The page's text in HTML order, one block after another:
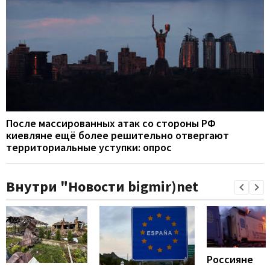
После массированных атак со стороны РФ
киевляне ещё более решительно отвергают
территориальные уступки: опрос
Внутри "Новости bigmir)net
Россияне